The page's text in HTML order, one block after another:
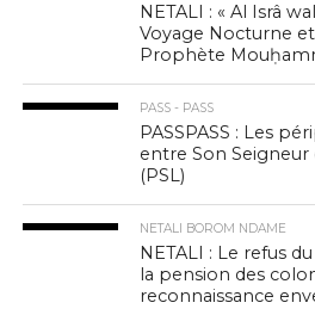
NETALI : « Al Isrâ
Voyage Nocturne et
Prophète
PASS - PASS
PASSPASS : Les
entre Son
(PSL)
NETALI BOROM NDAME
NETALI : Le refus
la pension des
reconnaissance